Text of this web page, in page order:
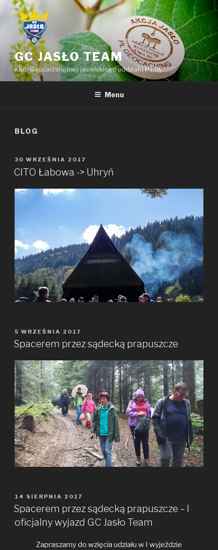
Przejdź
GC JASŁO TEAM
Klub Geocachingowy jasielskiego oddziału PTTK
Menu
BLOG
OPUBLIKOWANE
W
30 WRZEŚNIA 2017
CITO Łabowa -> Uhryń
OPUBLIKOWANE
W
5 WRZEŚNIA 2017
Spacerem przez sądecką prapuszcze
OPUBLIKOWANE
W
14 SIERPNIA 2017
Spacerem przez sądecką prapuszcze – I
oficjalny wyjazd GC Jasło Team
Zapraszamy do wzięcia udziału w I wyjeździe